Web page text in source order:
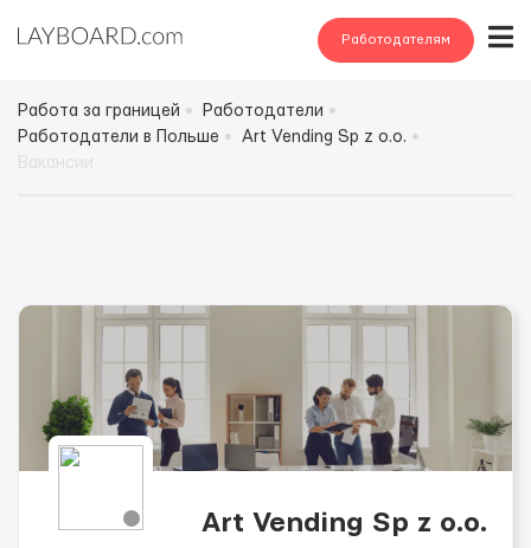
Работодателям
Работа за границей
Работодатели
Работодатели в Польше
Art Vending Sp z o.o.
Art Vending Sp z o.o.